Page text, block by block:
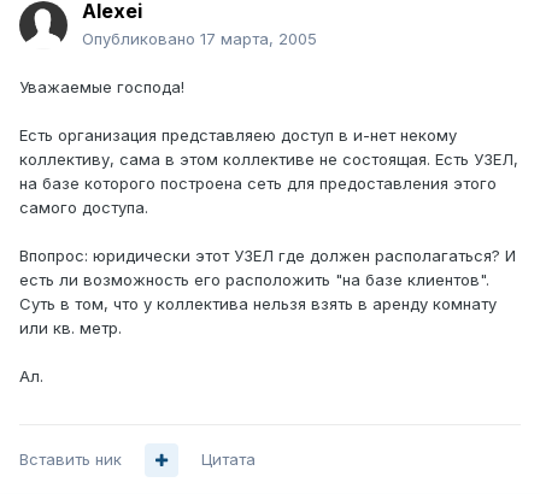
Alexei
Опубликовано 17 марта, 2005
Уважаемые господа!
Есть организация представляею доступ в и-нет некому
коллективу, сама в этом коллективе не состоящая. Есть УЗЕЛ,
на базе которого построена сеть для предоставления этого
самого доступа.
Впопрос: юридически этот УЗЕЛ где должен располагаться? И
есть ли возможность его расположить "на базе клиентов".
Суть в том, что у коллектива нельзя взять в аренду комнату
или кв. метр.
Ал.
Вставить ник Цитата